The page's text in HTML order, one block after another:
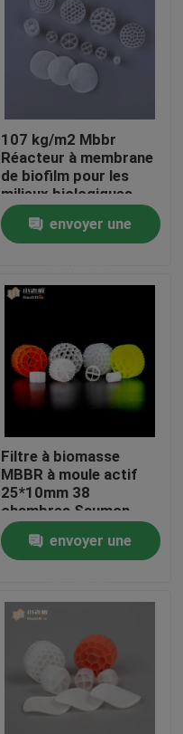
107 kg/m2 Mbbr
Réacteur à membrane
de biofilm pour les
milieux biologiques
envoyer une
Filtre à biomasse
MBBR à moule actif
25*10mm 38
chambres Saumon
aquatique Aquiculture
terrestre Porteur
flottant
envoyer une